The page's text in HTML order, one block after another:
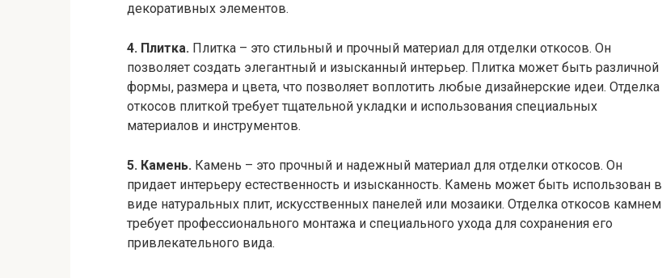
декоративных элементов.
4. Плитка. Плитка – это стильный и прочный материал для отделки откосов. Он
позволяет создать элегантный и изысканный интерьер. Плитка может быть различной
формы, размера и цвета, что позволяет воплотить любые дизайнерские идеи. Отделка
откосов плиткой требует тщательной укладки и использования специальных
материалов и инструментов.
5. Камень. Камень – это прочный и надежный материал для отделки откосов. Он
придает интерьеру естественность и изысканность. Камень может быть использован в
виде натуральных плит, искусственных панелей или мозаики. Отделка откосов камнем
требует профессионального монтажа и специального ухода для сохранения его
привлекательного вида.